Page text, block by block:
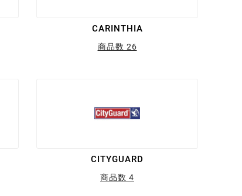
CARINTHIA
商品数 26
CITYGUARD
商品数 4